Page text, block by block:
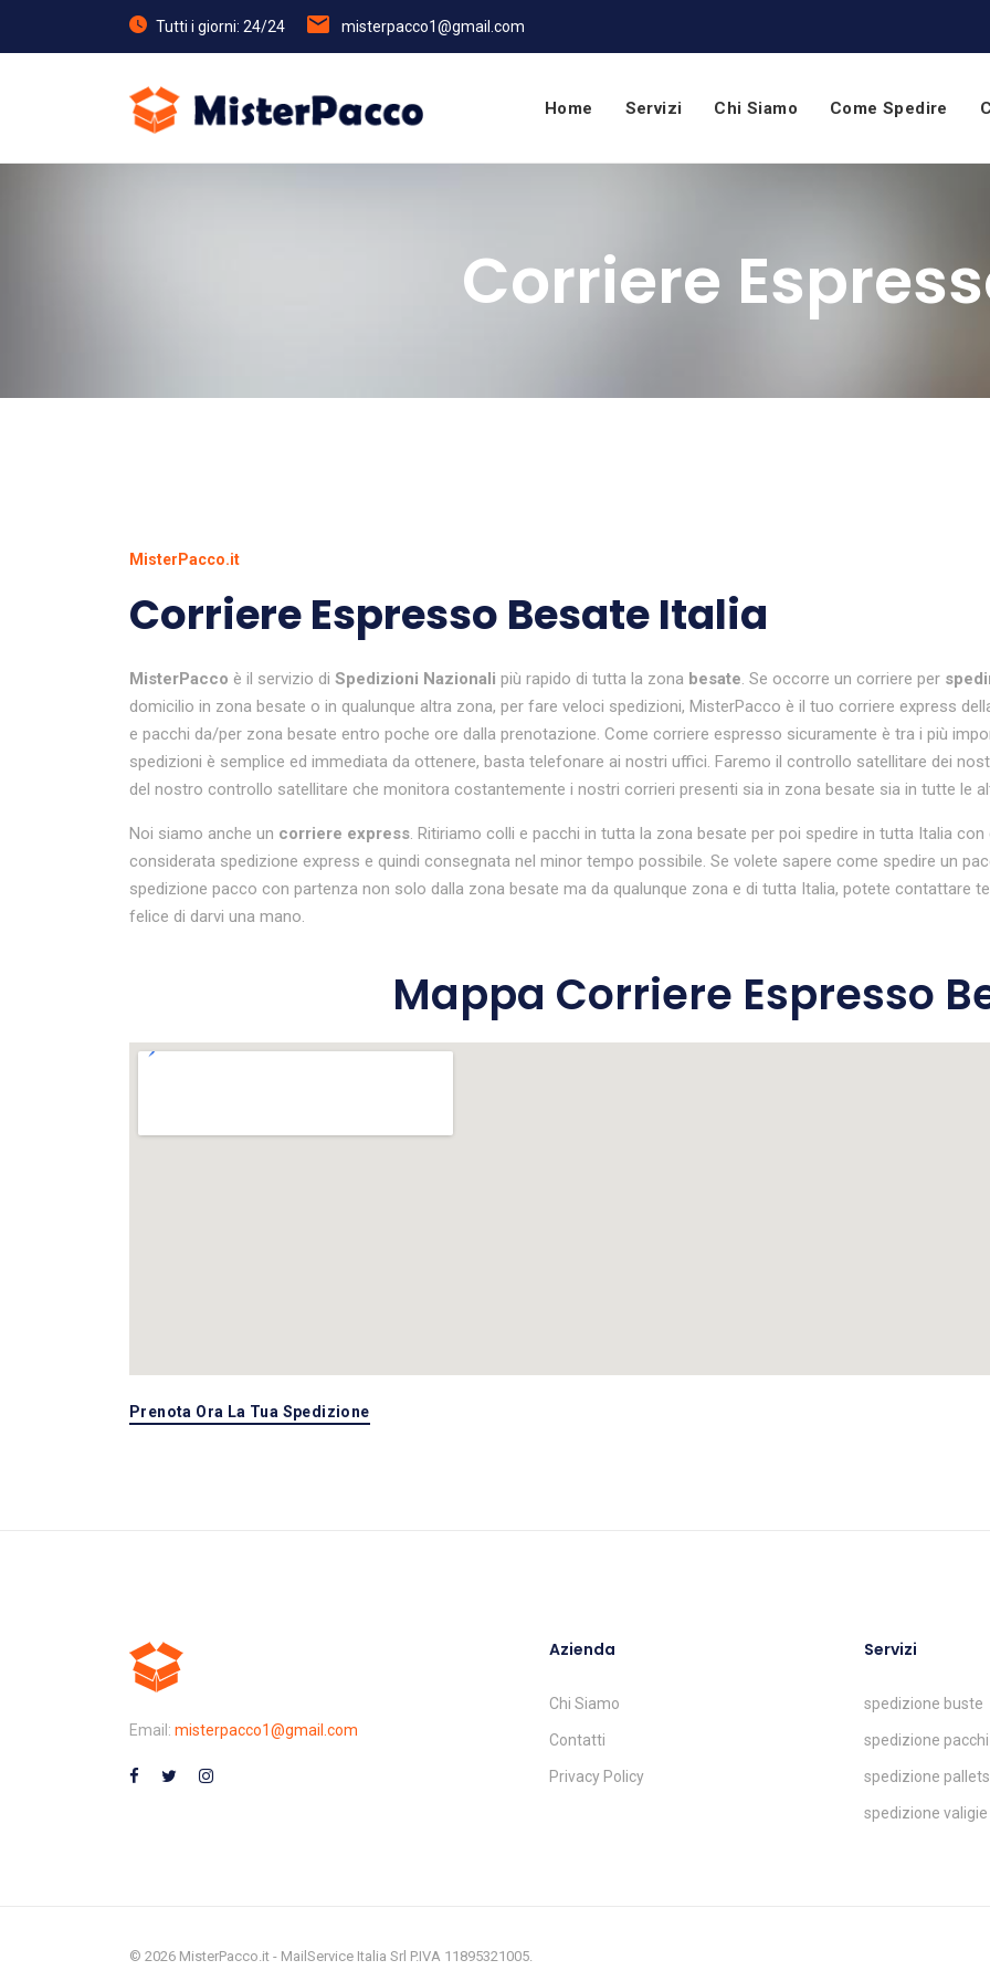
Tutti i giorni: 24/24 misterpacco1@gmail.com
Home Servizi Chi Siamo Come Spedire
Corriere
MisterPacco.it
Corriere Espresso Besate Italia
MisterPacco è il servizio di Spedizioni Nazionali più rapido di tutta la zona besate. Se occorre un corriere per
domicilio in zona besate o in qualunque altra zona, per fare veloci spedizioni, MisterPacco è il tuo corriere express
e pacchi da/per zona besate entro poche ore dalla prenotazione. Come corriere espresso sicuramente è tra i più
spedizioni è semplice ed immediata da ottenere, basta telefonare ai nostri uffici. Faremo il controllo satellitare dei
del nostro controllo satellitare che monitora costantemente i nostri corrieri presenti sia in zona besate sia in tutte le
Noi siamo anche un corriere express. Ritiriamo colli e pacchi in tutta la zona besate per poi spedire in tutta Italia
considerata spedizione express e quindi consegnata nel minor tempo possibile. Se volete sapere come spedire un
spedizione pacco con partenza non solo dalla zona besate ma da qualunque zona e di tutta Italia, potete contattare
felice di darvi una mano.
Mappa Corriere Espresso
Prenota Ora La Tua Spedizione
Email: misterpacco1@gmail.com
Azienda
Chi Siamo
Contatti
Privacy Policy
Servizi
spedizione buste
spedizione pacchi
spedizione pallets
spedizione valigie
© 2026 MisterPacco.it - MailService Italia Srl P.IVA 11895321005.